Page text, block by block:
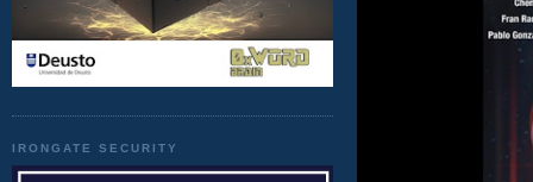
IRONGATE SECURITY